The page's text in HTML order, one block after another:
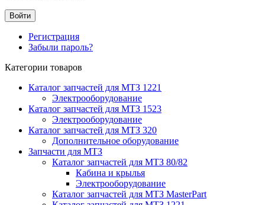
Регистрация
Забыли пароль?
Категории товаров
Каталог запчастей для МТЗ 1221
Электрооборудование
Каталог запчастей для МТЗ 1523
Электрооборудование
Каталог запчастей для МТЗ 320
Дополнительное оборудование
Запчасти для МТЗ
Каталог запчастей для МТЗ 80/82
Кабина и крылья
Электрооборудование
Каталог запчастей для МТЗ MasterPart